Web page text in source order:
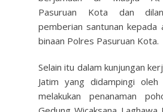
Pasuruan Kota dan
pemberian santunan kepada
binaan Polres Pasuruan Kota.
Selain itu dalam kunjungan
Jatim yang didampingi
melakukan penanaman